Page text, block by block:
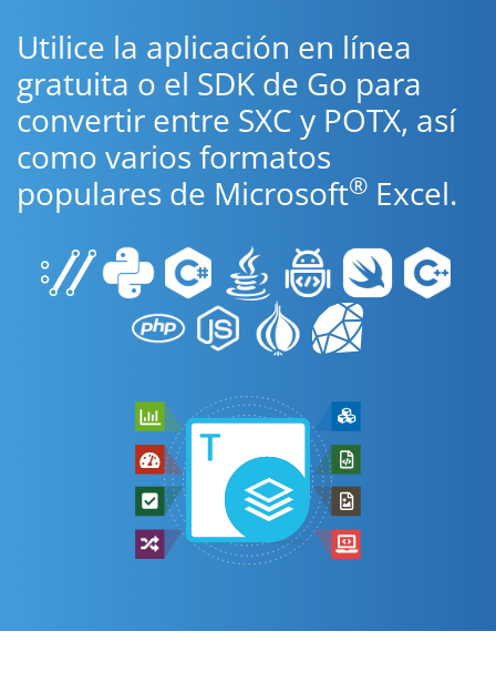
Utilice la aplicación en línea
gratuita o el SDK de Go para
convertir entre SXC y POTX, así
como varios formatos
populares de Microsoft® Excel.